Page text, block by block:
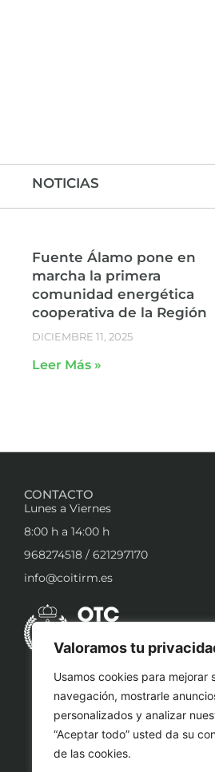
Valoramos tu
Usamos cookies para mejorar
navegación, mostrarle
personalizados y analizar
“Aceptar todo” usted da su
de las cookies.
NOTICIAS
Fuente Álamo pone en
marcha la primera
comunidad energética
cooperativa de la Región
DICIEMBRE 11, 2025
Leer Más »
CONTACTO
Lunes a Viernes
8:00 h a 14:00 h
968274518 / 621297170
info@coitirm.es